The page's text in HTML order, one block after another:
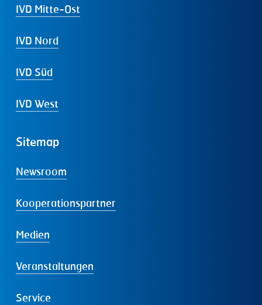
IVD Mitte-Ost
IVD Nord
IVD Süd
IVD West
Sitemap
Newsroom
Kooperationspartner
Medien
Veranstaltungen
Service